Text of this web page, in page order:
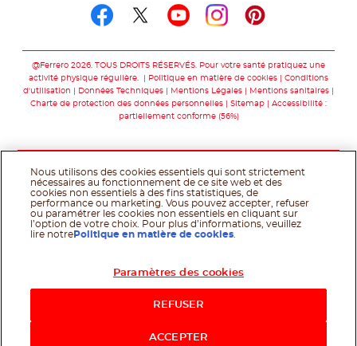
@Ferrero 2026. TOUS DROITS RÉSERVÉS. Pour votre santé pratiquez une
activité physique régulière.
Politique en matière de cookies
Conditions
d'utilisation
Données Techniques Mentions Légales
Mentions sanitaires
Charte de protection des données personnelles
Sitemap
Accessibilité :
partiellement conforme (56%)
Nous utilisons des cookies essentiels qui sont strictement
nécessaires au fonctionnement de ce site web et des
cookies non essentiels à des fins statistiques, de
performance ou marketing. Vous pouvez accepter, refuser
ou paramétrer les cookies non essentiels en cliquant sur
l’option de votre choix. Pour plus d’informations, veuillez
lire notre Politique en matière de cookies
Paramètres des cookies
REFUSER
ACCEPTER